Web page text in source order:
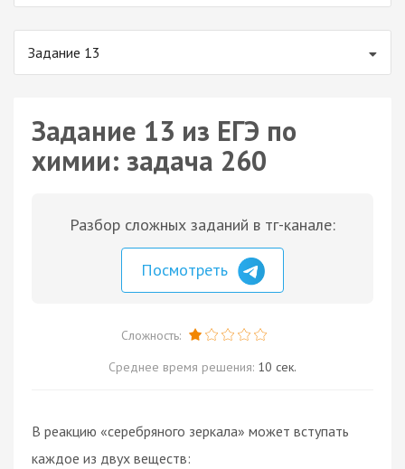
Задание 13
Задание 13 из ЕГЭ по
химии: задача 260
Разбор сложных заданий в тг-канале:
Посмотреть
Сложность:
Среднее время решения: 10 сек.
В реакцию «серебряного зеркала» может вступать
каждое из двух веществ: